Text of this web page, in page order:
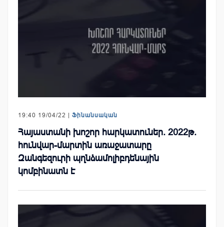
19:40 19/04/22 | Ֆինանսական
Հայաստանի խոշոր հարկատուներ. 2022թ.
հունվար-մարտին առաջատարը
Զանգեզուրի պղնձամոլիբդենային
կոմբինատն է